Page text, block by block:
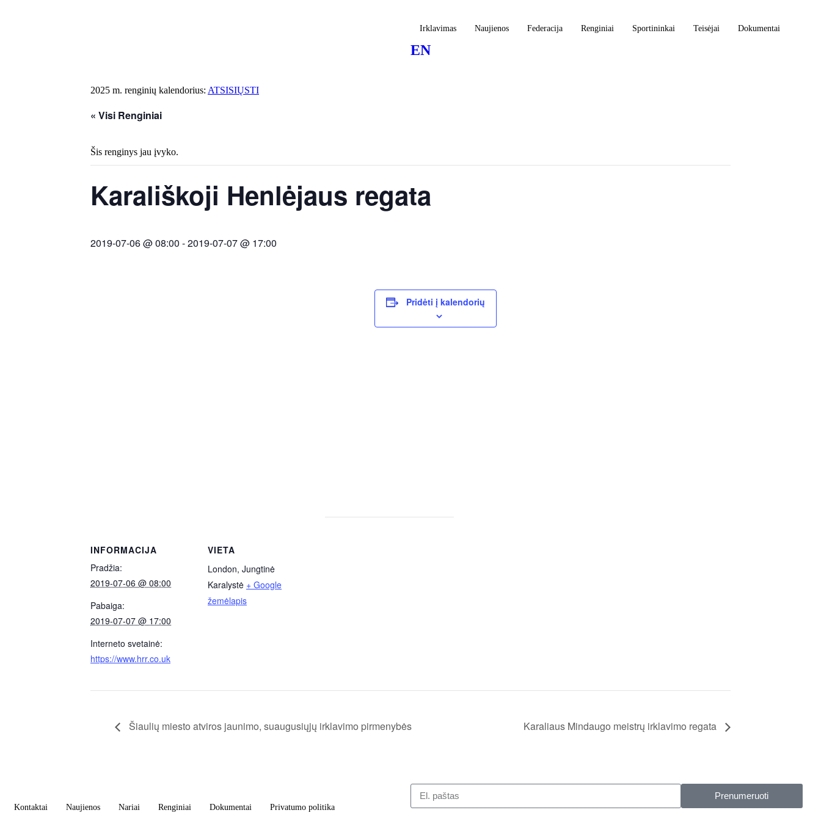
Irklavimas Naujienos Federacija Renginiai Sportininkai Teisėjai Dokumentai
EN
2025 m. renginių kalendorius: ATSISIŲSTI
« Visi Renginiai
Šis renginys jau įvyko.
Karališkoji Henlėjaus regata
2019-07-06 @ 08:00 -2019-07-07 @ 17:00
Pridėti į kalendorių
INFORMACIJA
Pradžia:
2019-07-06 @ 08:00
Pabaiga:
2019-07-07 @ 17:00
Interneto svetainė:
https://www.hrr.co.uk
VIETA
London, Jungtinė
Karalystė + Google
žemėlapis
Šiaulių miesto atviros jaunimo, suaugusiųjų irklavimo pirmenybės Karaliaus Mindaugo meistrų irklavimo regata
Kontaktai Naujienos Nariai Renginiai Dokumentai Privatumo politika
Prenumeruoti